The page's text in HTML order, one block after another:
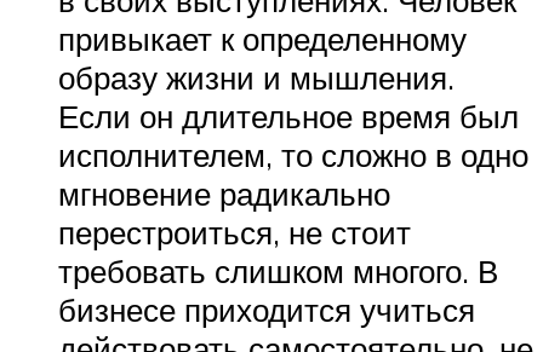
привыкает к определенному
образу жизни и мышления.
Если он длительное время был
исполнителем, то сложно в одно
мгновение радикально
перестроиться, не стоит
требовать слишком многого. В
бизнесе приходится учиться